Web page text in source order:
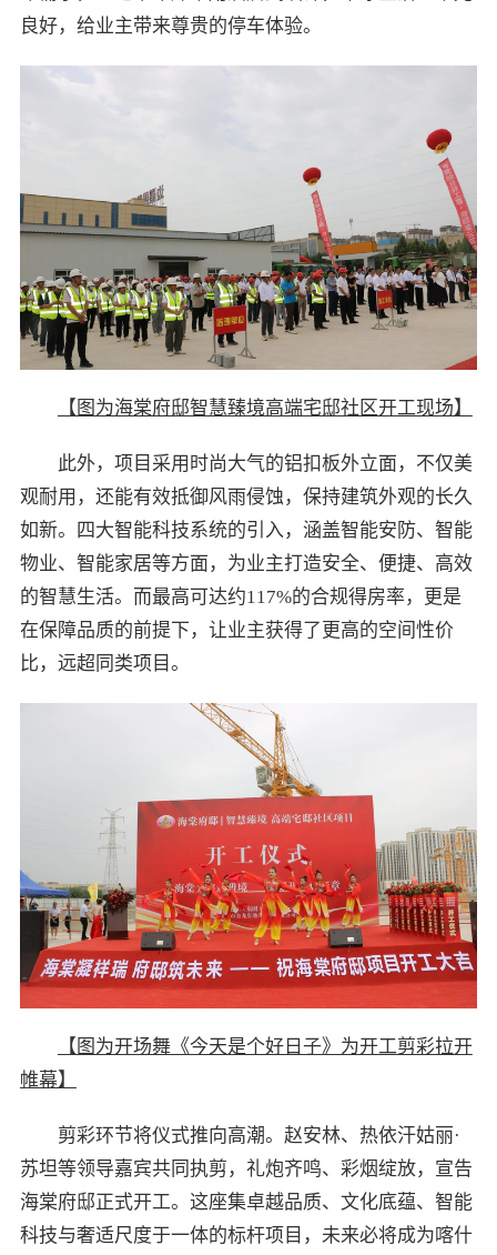
良好，给业主带来尊贵的停车体验。
【图为海棠府邸智慧臻境高端宅邸社区开工现场】
此外，项目采用时尚大气的铝扣板外立面，不仅美
观耐用，还能有效抵御风雨侵蚀，保持建筑外观的长久
如新。四大智能科技系统的引入，涵盖智能安防、智能
物业、智能家居等方面，为业主打造安全、便捷、高效
的智慧生活。而最高可达约117%的合规得房率，更是
在保障品质的前提下，让业主获得了更高的空间性价
比，远超同类项目。
【图为开场舞《今天是个好日子》为开工剪彩拉开
帷幕】
剪彩环节将仪式推向高潮。赵安林、热依汗姑丽·
苏坦等领导嘉宾共同执剪，礼炮齐鸣、彩烟绽放，宣告
海棠府邸正式开工。这座集卓越品质、文化底蕴、智能
科技与奢适尺度于一体的标杆项目，未来必将成为喀什